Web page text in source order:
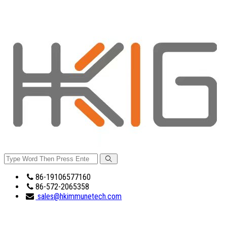
86-19106577160
86-572-2065358
sales@hkimmunetech.com